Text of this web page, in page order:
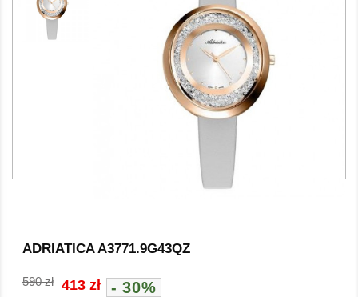
ADRIATICA A3771.9G43QZ
413 zł - 30%
590 zł